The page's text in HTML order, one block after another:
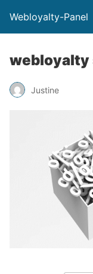
Webloyalty-Panel
webloyalty
Justine